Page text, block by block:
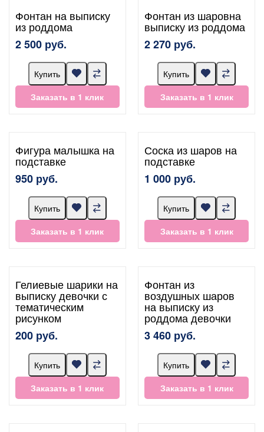
Фонтан на выписку
из роддома
2 500 руб.
Купить
Заказать в 1 клик
Фонтан из шаровна
выписку из роддома
2 270 руб.
Купить
Заказать в 1 клик
Фигура малышка на
подставке
950 руб.
Купить
Заказать в 1 клик
Соска из шаров на
подставке
1 000 руб.
Купить
Заказать в 1 клик
Гелиевые шарики на
выписку девочки с
тематическим
рисунком
200 руб.
Купить
Заказать в 1 клик
Фонтан из
воздушных шаров
на выписку из
роддома девочки
3 460 руб.
Купить
Заказать в 1 клик